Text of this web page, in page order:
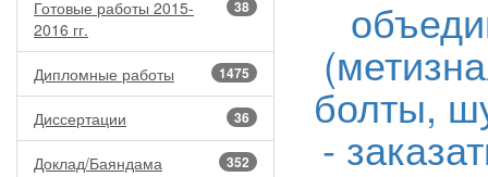
38
Готовые работы 2015-
2016 гг.
1475
Дипломные работы
36
Диссертации
352
Доклад/Баяндама
болты,
-